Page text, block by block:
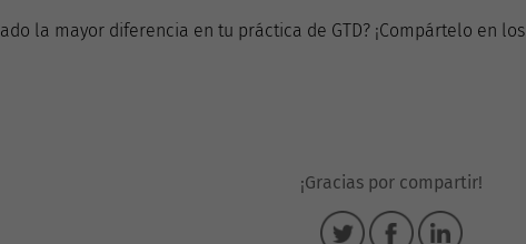
la mayor diferencia en tu práctica de GTD? ¡Compártelo en los
¡Gracias por compartir!